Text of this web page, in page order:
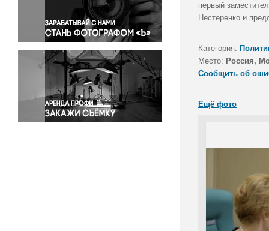
Правосудие
Происшествия и конфликты
Религия
Светская жизнь
Спорт
Экология
Экономика и бизнес
первый
Нестеренко и
Категория:
Место: Россия,
Сообщить об
Ещё фото